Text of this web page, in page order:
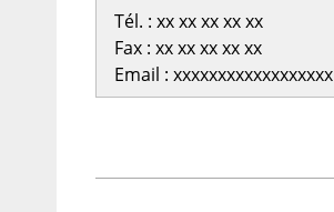
Tél. : xx xx xx xx xx
Fax : xx xx xx xx xx
Email : xxxxxxxxxxxxxxxxxx